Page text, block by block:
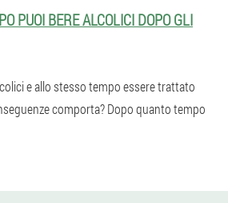
PUOI BERE ALCOLICI DOPO GLI
e allo stesso tempo essere trattato
comporta? Dopo quanto tempo